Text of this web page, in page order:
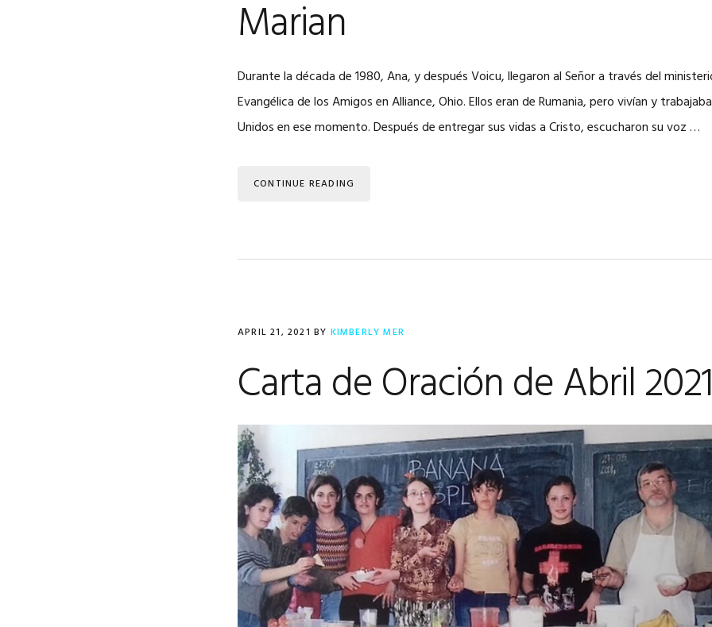
Marian
Durante la década de 1980, Ana, y después Voicu, llegaron al Señor a través del
Evangélica de los Amigos en Alliance, Ohio. Ellos eran de Rumania, pero vivían y
Unidos en ese momento. Después de entregar sus vidas a Cristo, escucharon su voz …
CONTINUE READING
APRIL 21, 2021 BY KIMBERLY MER
Carta de Oración de Abril